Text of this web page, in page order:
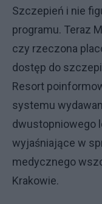
Szczepień i nie
programu. Teraz
czy rzeczona
dostęp do
Resort
systemu
dwustopniowego
wyjaśniające w
medycznego
Krakowie.